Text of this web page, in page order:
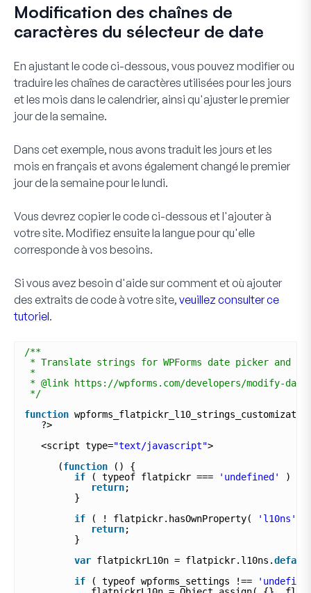
Modification des chaînes de
caractères du sélecteur de date
En ajustant le code ci-dessous, vous pouvez modifier ou
traduire les chaînes de caractères utilisées pour les jours
et les mois dans le calendrier, ainsi qu'ajuster le premier
jour de la semaine.
Dans cet exemple, nous avons traduit les jours et les
mois en français et avons également changé le premier
jour de la semaine pour le lundi.
Vous devrez copier le code ci-dessous et l'ajouter à
votre site. Modifiez ensuite la langue pour qu'elle
corresponde à vos besoins.
Si vous avez besoin d'aide sur comment et où ajouter
des extraits de code à votre site, veuillez consulter ce
tutoriel.
/**
* Translate strings for WPForms date picker and
*
* @link https://wpforms.com/developers/modify-
*/
function
?>
<script type="text/javascript">
(function
() {
if
( typeof flatpickr === 'undefined'
) {
return;
}
if
( ! flatpickr.hasOwnProperty( 'l10ns'
return;
}
var flatpickrL10n = flatpickr.l10ns.
if
( typeof wpforms_settings !==